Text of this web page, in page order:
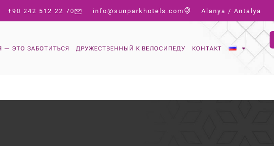
+90 242 512 22 70 info@sunparkhotels.com Alanya / Antalya
— ЭТО ЗАБОТИТЬСЯ ДРУЖЕСТВЕННЫЙ К ВЕЛОСИПЕДУ КОНТАКТ